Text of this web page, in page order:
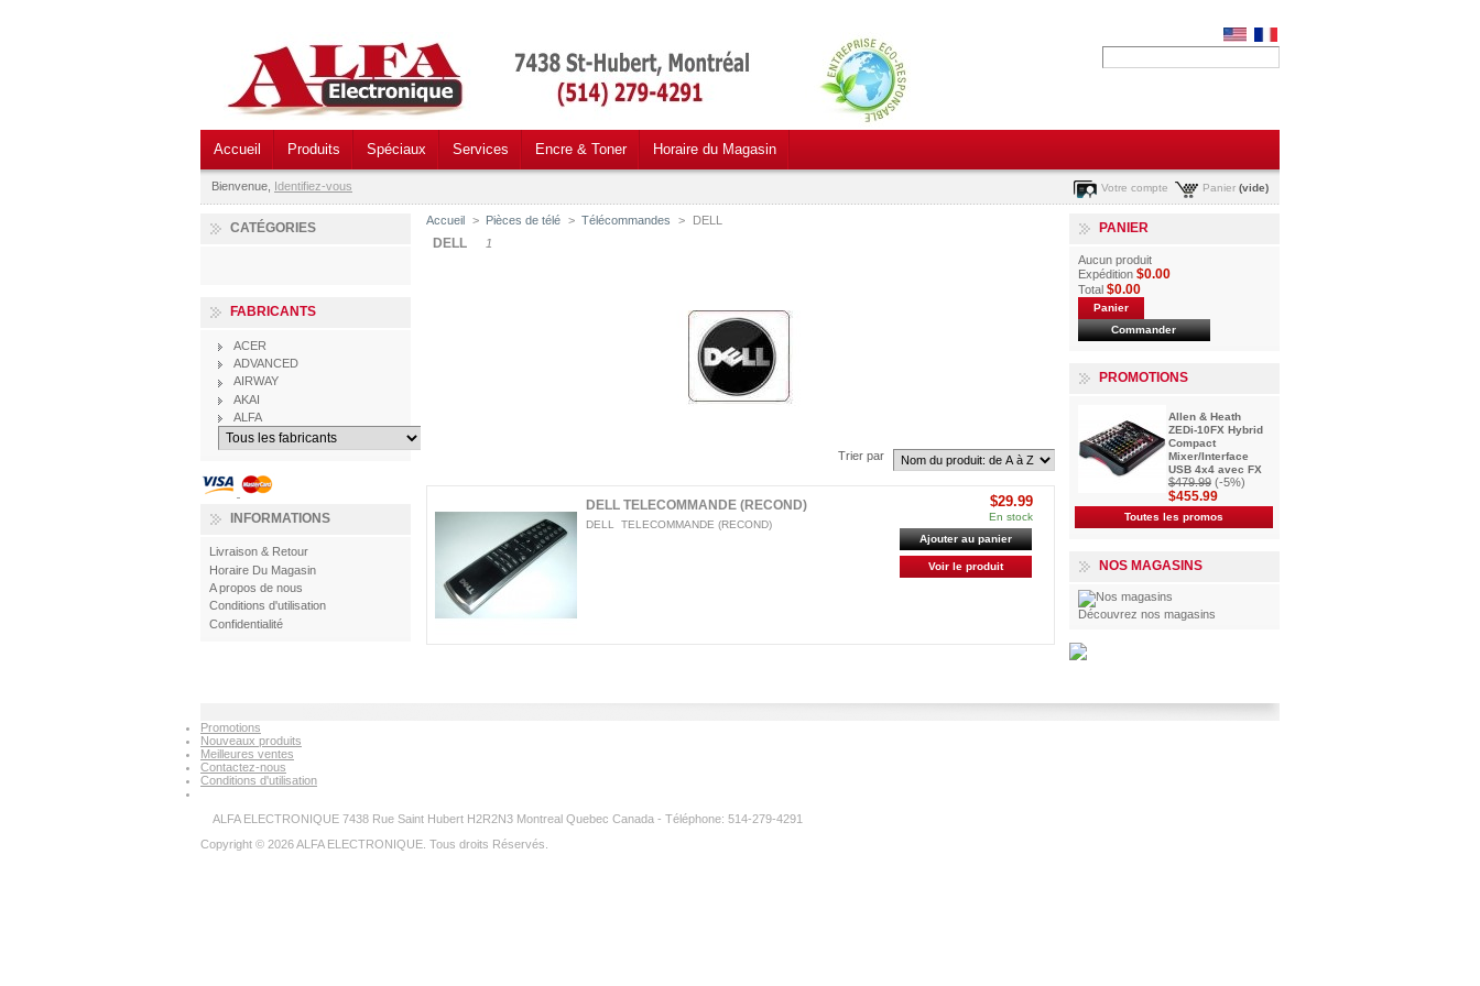
Accueil Produits Spéciaux Services Encre & Toner Horaire du Magasin
Bienvenue, Identifiez-vous Panier (vide)
Votre compte
CATÉGORIES
FABRICANTS
ACER
ADVANCED
AIRWAY
AKAI
ALFA
INFORMATIONS
Livraison & Retour
Horaire Du Magasin
A propos de nous
Conditions d'utilisation
Confidentialité
Accueil > Pièces de télé > Télécommandes > DELL
DELL 1
Trier par
DELL TELECOMMANDE (RECOND)
DELL TELECOMMANDE (RECOND)
$29.99
En stock
Ajouter au panier
Voir le produit
PANIER
Aucun produit
Expédition $0.00
Total $0.00
Panier
Commander
PROMOTIONS
Allen & Heath
ZEDi-10FX Hybrid
Compact
Mixer/Interface
USB 4x4 avec FX
$479.99 (-5%)
$455.99
Toutes les promos
NOS MAGASINS
Découvrez nos magasins
Promotions
Nouveaux produits
Meilleures ventes
Contactez-nous
Conditions d'utilisation
ALFA ELECTRONIQUE 7438 Rue Saint Hubert H2R2N3 Montreal Quebec Canada - Téléphone: 514-279-4291
Copyright © 2026 ALFA ELECTRONIQUE. Tous droits Réservés.